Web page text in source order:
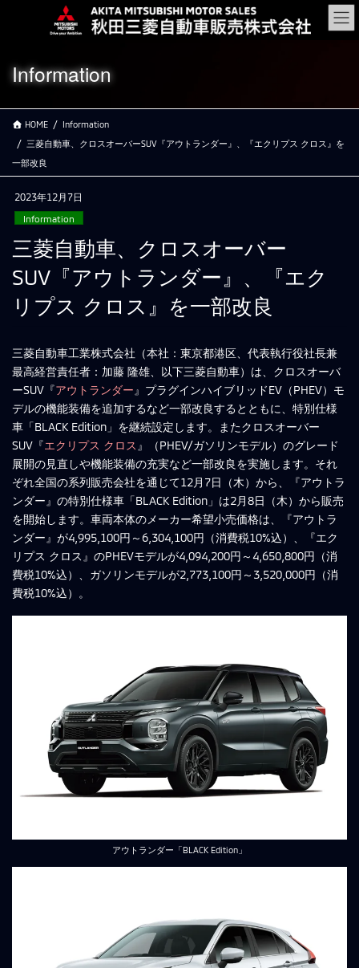
移
ン
Information
HOME
Information
三菱自動車、クロスオーバーSUV『アウトランダー』、『エクリプス クロス』を
一部改良
2023年12月7日
Information
三菱自動車、クロスオーバー
SUV『アウトランダー』、『エク
リプス クロス』を一部改良
三菱自動車工業株式会社（本社：東京都港区、代表執行役社長兼
最高経営責任者：加藤 隆雄、以下三菱自動車）は、クロスオーバ
ーSUV『アウトランダー 』プラグインハイブリッドEV（PHEV）モ
デルの機能装備を追加するなど一部改良するとともに、特別仕様
車「BLACK Edition」を継続設定します。またクロスオーバー
SUV『エクリプス クロス 』（PHEV/ガソリンモデル）のグレード
展開の見直しや機能装備の充実など一部改良を実施します。それ
ぞれ全国の系列販売会社を通じて12月7日（木）から、『アウトラ
ンダー』の特別仕様車「BLACK Edition」は2月8日（木）から販売
を開始します。車両本体のメーカー希望小売価格は、『アウトラ
ンダー』が4,995,100円～6,304,100円（消費税10%込）、『エク
リプス クロス』のPHEVモデルが4,094,200円～4,650,800円（消
費税10%込）、ガソリンモデルが2,773,100円～3,520,000円（消
費税10%込）。
アウトランダー「BLACK Edition」